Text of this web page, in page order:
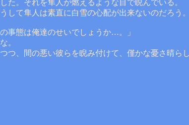
た。それを隼人が燃えるような目で睨んでいる。
して隼人は素直に白雪の心配が出来ないのだろう。
事態は俺達のせいでしょうか…。」
。
つ、間の悪い彼らを睨み付けて、僅かな憂さ晴らし